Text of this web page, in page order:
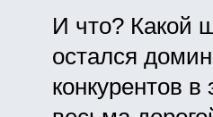
И что? Какой
остался
конкурентов в